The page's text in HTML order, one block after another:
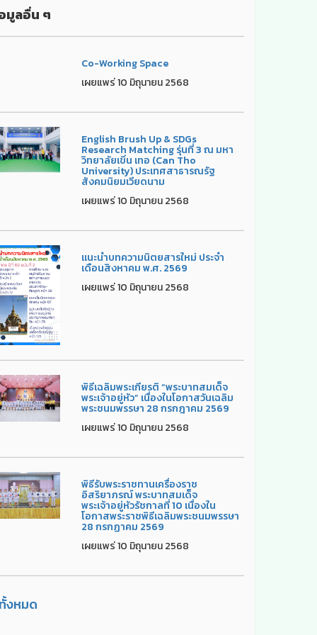
มูลอื่น ๆ
Co-Working Space
เผยแพร่ 10 มิถุนายน 2568
English Brush Up & SDGs
Research Matching รุ่นที่ 3 ณ มหา
วิทยาลัยเขิ่น เทอ (Can Tho
University) ประเทศสาธารณรัฐ
สังคมนิยมเวียดนาม
เผยแพร่ 10 มิถุนายน 2568
แนะนำบทความนิตยสารใหม่ ประจำ
เดือนสิงหาคม พ.ศ. 2569
เผยแพร่ 10 มิถุนายน 2568
พิธีเฉลิมพระเกียรติ “พระบาทสมเด็จ
พระเจ้าอยู่หัว” เนื่องในโอกาสวันเฉลิม
พระชนมพรรษา 28 กรกฎาคม 2569
เผยแพร่ 10 มิถุนายน 2568
พิธีรับพระราชทานเครื่องราช
อิสริยาภรณ์ พระบาทสมเด็จ
พระเจ้าอยู่หัวรัชกาลที่ 10 เนื่องใน
โอกาสพระราชพิธีเฉลิมพระชนมพรรษา
28 กรกฏาคม 2569
เผยแพร่ 10 มิถุนายน 2568
งหมด